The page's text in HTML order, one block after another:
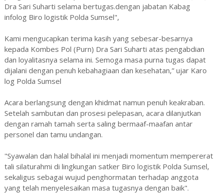
Dra Sari Suharti selama bertugas.dengan jabatan Kabag
infolog Biro logistik Polda Sumsel",
Kami mengucapkan terima kasih yang sebesar-besarnya
kepada Kombes Pol (Purn) Dra Sari Suharti atas pengabdian
dan loyalitasnya selama ini. Semoga masa purna tugas dapat
dijalani dengan penuh kebahagiaan dan kesehatan,” ujar Karo
log Polda Sumsel
Acara berlangsung dengan khidmat namun penuh keakraban.
Setelah sambutan dan prosesi pelepasan, acara dilanjutkan
dengan ramah tamah serta saling bermaaf-maafan antar
personel dan tamu undangan.
"Syawalan dan halal bihalal ini menjadi momentum mempererat
tali silaturahmi di lingkungan satker Biro logistik Polda Sumsel,
sekaligus sebagai wujud penghormatan terhadap anggota
yang telah menyelesaikan masa tugasnya dengan baik".